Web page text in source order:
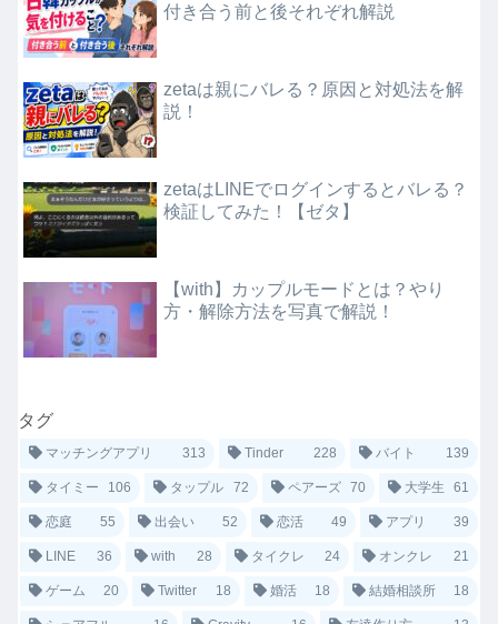
付き合う前と後それぞれ解説
zetaは親にバレる？原因と対処法を解
説！
zetaはLINEでログインするとバレる？
検証してみた！【ゼタ】
【with】カップルモードとは？やり
方・解除方法を写真で解説！
タグ
マッチングアプリ 313 Tinder 228 バイト 139
タイミー 106 タップル 72 ペアーズ 70 大学生 61
恋庭 55 出会い 52 恋活 49 アプリ 39
LINE 36 with 28 タイクレ 24 オンクレ 21
ゲーム 20 Twitter 18 婚活 18 結婚相談所 18